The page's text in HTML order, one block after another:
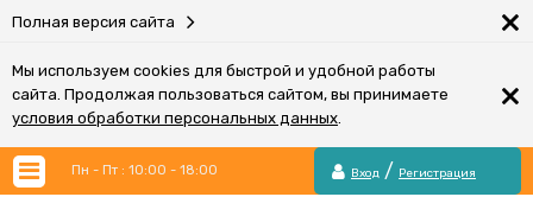
Полная версия сайта ×
Мы используем cookies для быстрой и удобной работы
сайта. Продолжая пользоваться сайтом, вы принимаете
условия обработки персональных данных.
×
Пн - Пт : 10:00 - 18:00 Вход / Регистрация